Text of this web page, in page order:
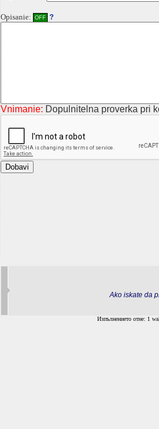
Opisanie: OFF ?
Vnimanie: Dopulnitelna proverka pri
Ako iskate da
Изпълнението отне: 1